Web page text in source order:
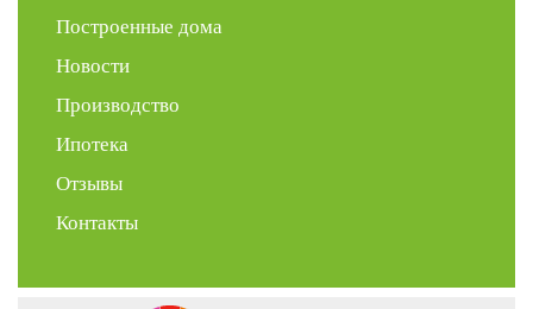
Построенные дома
Новости
Производство
Ипотека
Отзывы
Контакты